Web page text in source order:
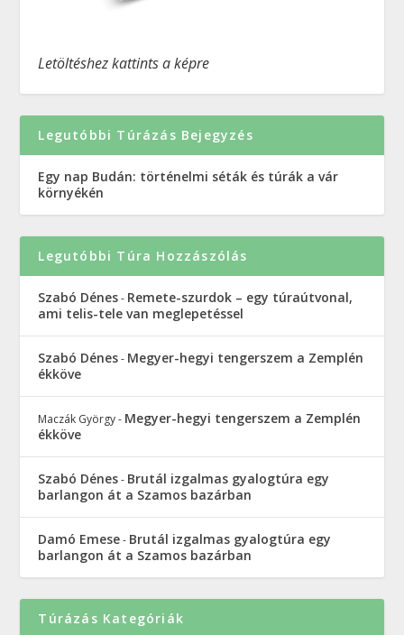
Letöltéshez kattints a képre
Legutóbbi Túrázás Bejegyzés
Egy nap Budán: történelmi séták és túrák a vár
környékén
Legutóbbi Túra Hozzászólás
Szabó Dénes- Remete-szurdok – egy túraútvonal,
ami telis-tele van meglepetéssel
Szabó Dénes- Megyer-hegyi tengerszem a Zemplén
ékköve
Maczák György- Megyer-hegyi tengerszem a Zemplén
ékköve
Szabó Dénes- Brutál izgalmas gyalogtúra egy
barlangon át a Szamos bazárban
Damó Emese- Brutál izgalmas gyalogtúra egy
barlangon át a Szamos bazárban
Túrázás Kategóriák